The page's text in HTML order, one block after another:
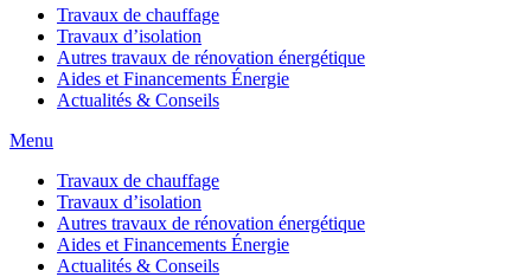
Travaux de chauffage
Travaux d’isolation
Autres travaux de rénovation énergétique
Aides et Financements Énergie
Actualités & Conseils
Menu
Travaux de chauffage
Travaux d’isolation
Autres travaux de rénovation énergétique
Aides et Financements Énergie
Actualités & Conseils